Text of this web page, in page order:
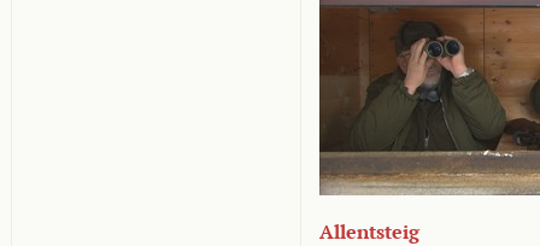
Allentsteig